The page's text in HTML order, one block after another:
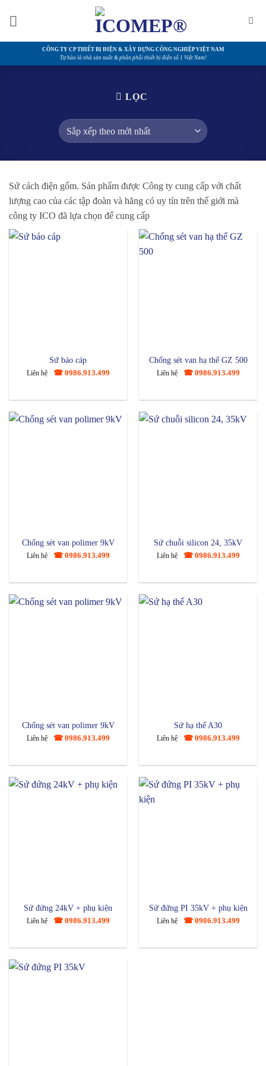
CÔNG TY CP THIẾT BỊ ĐIỆN & XÂY DỰNG CÔNG NGHIỆP VIỆT NAM
Tự hào là nhà sản xuất & phân phối thiết bị điện số 1 Việt Nam!
LỌC
Sứ cách điện gốm. Sản phẩm được Công ty cung cấp với chất
lượng cao của các tập đoàn và hãng có uy tín trên thế giới mà
công ty ICO đã lựa chọn để cung cấp
Sứ báo cáp
Liên hệ ☎ 0986.913.499
Chống sét van hạ thế GZ 500
Liên hệ ☎ 0986.913.499
Chống sét van polimer 9kV
Liên hệ ☎ 0986.913.499
Sứ chuỗi silicon 24, 35kV
Liên hệ ☎ 0986.913.499
Chống sét van polimer 9kV
Liên hệ ☎ 0986.913.499
Sứ hạ thế A30
Liên hệ ☎ 0986.913.499
Sứ đứng 24kV + phụ kiện
Liên hệ ☎ 0986.913.499
Sứ đứng PI 35kV + phụ kiện
Liên hệ ☎ 0986.913.499